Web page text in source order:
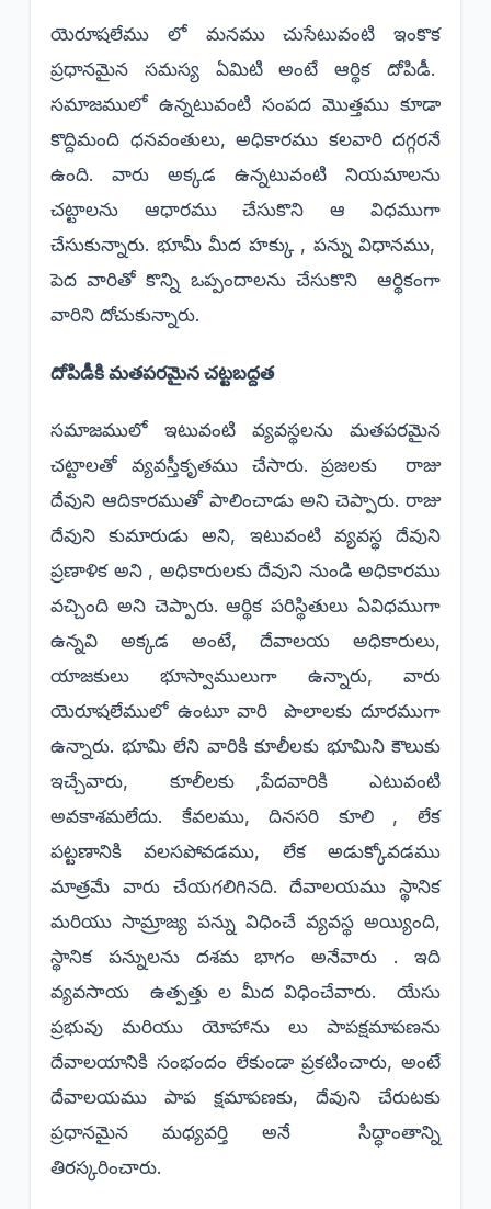
యెరూషలేము లో మనము చుసేటువంటి ఇంకొక
ప్రధానమైన సమస్య ఏమిటి అంటే ఆర్థిక దోపిడీ.
సమాజములో ఉన్నటువంటి సంపద మొత్తము కూడా
కొద్దిమంది ధనవంతులు, అధికారము కలవారి దగ్గరనే
ఉంది. వారు అక్కడ ఉన్నటువంటి నియమాలను
చట్టాలను ఆధారము చేసుకొని ఆ విధముగా
చేసుకున్నారు. భూమీ మీద హక్కు , పన్ను విధానము,
పెద వారితో కొన్ని ఒప్పందాలను చేసుకొని ఆర్థికంగా
వారిని దోచుకున్నారు.
దోపిడీకి మతపరమైన చట్టబద్దత
సమాజములో ఇటువంటి వ్యవస్థలను మతపరమైన
చట్టాలతో వ్యవస్తీకృతము చేసారు. ప్రజలకు రాజు
దేవుని ఆదికారముతో పాలించాడు అని చెప్పారు. రాజు
దేవుని కుమారుడు అని, ఇటువంటి వ్యవస్థ దేవుని
ప్రణాళిక అని , అధికారులకు దేవుని నుండి అధికారము
వచ్చింది అని చెప్పారు. ఆర్థిక పరిస్థితులు ఏవిధముగా
ఉన్నవి అక్కడ అంటే, దేవాలయ అధికారులు,
యాజకులు భూస్వాములుగా ఉన్నారు, వారు
యెరూషలేములో ఉంటూ వారి పొలాలకు దూరముగా
ఉన్నారు. భూమి లేని వారికి కూలీలకు భూమిని కౌలుకు
ఇచ్చేవారు, కూలీలకు ,పేదవారికి ఎటువంటి
అవకాశమలేదు. కేవలము, దినసరి కూలి , లేక
పట్టణానికి వలసపోవడము, లేక అడుక్కోవడము
మాత్రమే వారు చేయగలిగినది. దేవాలయము స్థానిక
మరియు సామ్రాజ్య పన్ను విధించే వ్యవస్థ అయ్యింది,
స్థానిక పన్నులను దశమ భాగం అనేవారు . ఇది
వ్యవసాయ ఉత్పత్తు ల మీద విధించేవారు. యేసు
ప్రభువు మరియు యోహాను లు పాపక్షమాపణను
దేవాలయానికి సంభందం లేకుండా ప్రకటించారు, అంటే
దేవాలయము పాప క్షమాపణకు, దేవుని చేరుటకు
ప్రధానమైన మధ్యవర్తి అనే సిద్ధాంతాన్ని
తిరస్కరించారు.